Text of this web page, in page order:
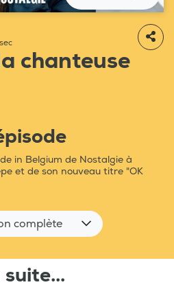
chanteuse
in Belgium de Nostalgie à
et de son nouveau titre "OK
complète